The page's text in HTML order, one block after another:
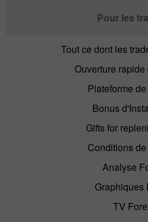
Pour les
Tout ce dont les
Ouverture rapide
Plateforme
Bonus
Gifts for
Conditions
Analyse
Graphiques
TV